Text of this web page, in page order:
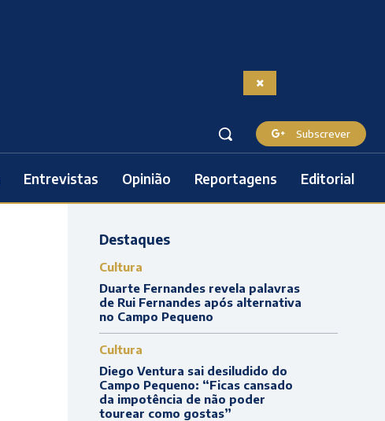
Subscrever
Entrevistas Opinião Reportagens Editorial
Destaques
Cultura
Duarte Fernandes revela palavras
de Rui Fernandes após alternativa
no Campo Pequeno
Cultura
Diego Ventura sai desiludido do
Campo Pequeno: “Ficas cansado
da impotência de não poder
tourear como gostas”